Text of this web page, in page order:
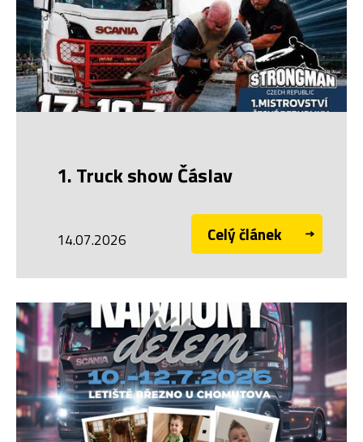
1. Truck show Čáslav
14.07.2026 Celý článek